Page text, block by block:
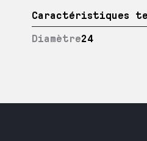
Caractéristiques
Diamètre24